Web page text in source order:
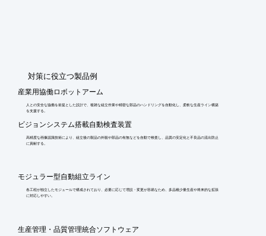
​対策に役立つ製品例
産業用協働ロボットアーム
人との安全な協働を前提とした設計で、複雑な組立作業や精密な部品のハンドリングを自動化し、柔軟な生産ライン構築
を支援する。
ビジョンシステム搭載自動検査装置
高精度な画像認識技術により、組立後の製品の外観や部品の有無などを自動で検査し、品質の安定化と不良品の流出防止
に貢献する。
モジュラー型自動組立ライン
各工程が独立したモジュールで構成されており、必要に応じて増設・変更が容易なため、多品種少量生産や将来的な拡張
に対応しやすい。
生産管理・品質管理統合ソフトウェア